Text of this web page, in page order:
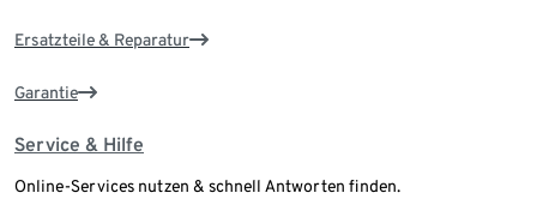
Ersatzteile & Reparatur
Garantie
Service & Hilfe
Online-Services nutzen & schnell Antworten finden.